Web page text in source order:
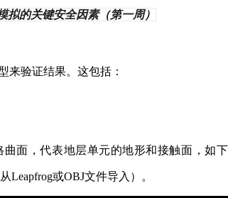
拟的关键安全因素（第一周）
来验证结果。这包括：
面，代表地层单元的地形和接触面，如下
或OBJ文件导入）。